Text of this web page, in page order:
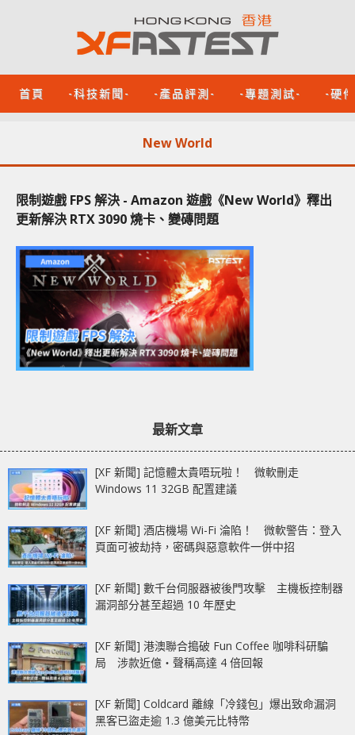
首頁 -科技新聞- -產品評測- -專題測試- -硬
New World
限制遊戲 FPS 解決 - Amazon 遊戲《New World》釋出
更新解決 RTX 3090 燒卡、變磚問題
最新文章
[XF 新聞] 記憶體太貴唔玩啦！ 微軟刪走
Windows 11 32GB 配置建議
[XF 新聞] 酒店機場 Wi-Fi 淪陷！ 微軟警告：登入
頁面可被劫持，密碼與惡意軟件一併中招
[XF 新聞] 數千台伺服器被後門攻擊 主機板控制器
漏洞部分甚至超過 10 年歷史
[XF 新聞] 港澳聯合搗破 Fun Coffee 咖啡科研騙
局 涉款近億‧聲稱高達 4 倍回報
[XF 新聞] Coldcard 離線「冷錢包」爆出致命漏洞
黑客已盜走逾 1.3 億美元比特幣